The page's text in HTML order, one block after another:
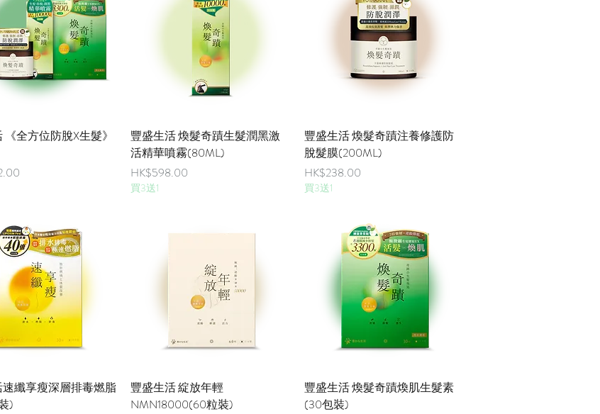
快速瀏覽
《全方位防脫X生髮》
快速瀏覽
豐盛生活 煥髮奇蹟生髮潤黑激
活精華噴霧(80ML)
價格
HK$598.00
買3送1
快速瀏覽
豐盛生活 煥髮奇蹟注養修護防
脫髮膜(200ML)
價格
HK$238.00
買3送1
快速瀏覽
纖享瘦深層排毒燃脂
)
快速瀏覽
豐盛生活 綻放年輕
NMN18000(60粒裝)
快速瀏覽
豐盛生活 煥髮奇蹟煥肌生髮素
(30包裝)